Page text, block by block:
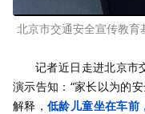
北京市交通安全宣传教
记者近日走进北京市
演示告知：“家长以为的
解释，低龄儿童坐在车前